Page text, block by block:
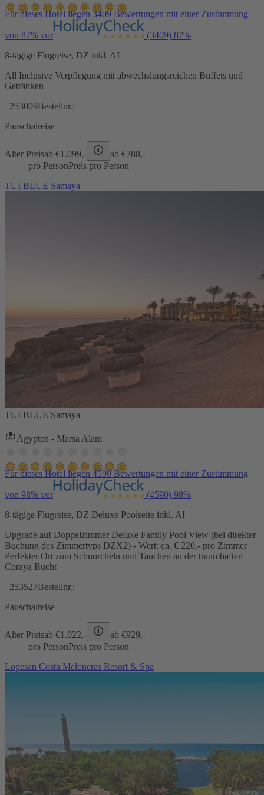
Für dieses Hotel liegen 3409 Bewertungen mit einer Zustimmung
von 87% vor (3409) 87%
8-tägige Flugreise, DZ inkl. AI
All Inclusive Verpflegung mit abwechslungsreichen Buffets und
Getränken
253009Bestellnr.:
Pauschalreise
Alter Preisab €1.099,- ab €788,-
pro PersonPreis pro Person
TUI BLUE Samaya
TUI BLUE Samaya
Ägypten - Marsa Alam
Für dieses Hotel liegen 4590 Bewertungen mit einer Zustimmung
von 98% vor (4590) 98%
8-tägige Flugreise, DZ Deluxe Poolseite inkl. AI
Upgrade auf Doppelzimmer Deluxe Family Pool View (bei direkter
Buchung des Zimmertyps DZX2) - Wert: ca. € 220,- pro Zimmer
Perfekter Ort zum Schnorcheln und Tauchen an der traumhaften
Coraya Bucht
253527Bestellnr.:
Pauschalreise
Alter Preisab €1.022,- ab €929,-
pro PersonPreis pro Person
Lopesan Costa Meloneras Resort & Spa